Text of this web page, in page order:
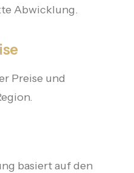
Abwicklung.
Preise und
basiert auf den